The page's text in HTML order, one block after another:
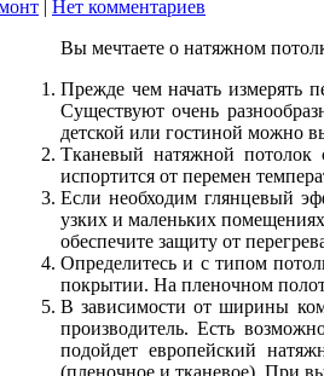
| Нет комментариев
Вы мечтаете о натяжном
Прежде чем начать измерять
Существуют очень
детской или гостиной можно
Тканевый натяжной потолок
испортится от перемен
Если необходим глянцевый
узких и маленьких
обеспечите защиту от
Определитесь и с типом
покрытии. На пленочном
В зависимости от ширины
производитель. Есть
подойдет европейский
(пленочное и тканевое). При